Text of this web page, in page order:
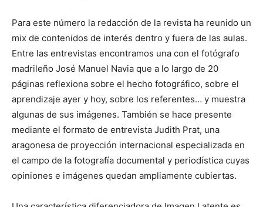
Para este número la redacción de la revista ha reunido un
mix de contenidos de interés dentro y fuera de las aulas.
Entre las entrevistas encontramos una con el fotógrafo
madrileño José Manuel Navia que a lo largo de 20
páginas reflexiona sobre el hecho fotográfico, sobre el
aprendizaje ayer y hoy, sobre los referentes… y muestra
algunas de sus imágenes. También se hace presente
mediante el formato de entrevista Judith Prat, una
aragonesa de proyección internacional especializada en
el campo de la fotografía documental y periodística cuyas
opiniones e imágenes quedan ampliamente cubiertas.